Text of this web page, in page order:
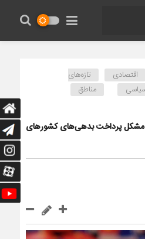
اقتصادی
تازه‌های
مناطق
مشکل پرداخت بدهی‌های کشورهای